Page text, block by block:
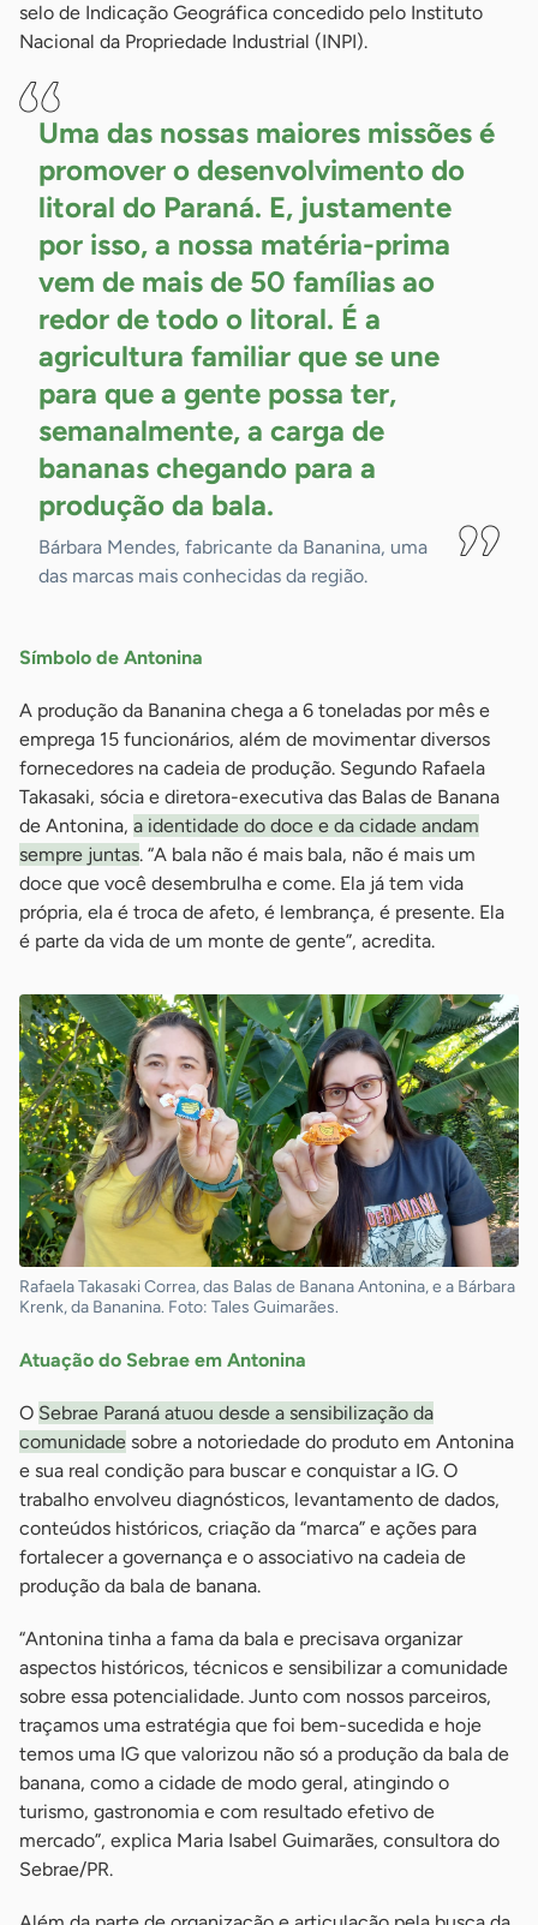
selo de Indicação Geográfica concedido pelo Instituto
Nacional da Propriedade Industrial (INPI).
Uma das nossas maiores missões é
promover o desenvolvimento do
litoral do Paraná. E, justamente
por isso, a nossa matéria-prima
vem de mais de 50 famílias ao
redor de todo o litoral. É a
agricultura familiar que se une
para que a gente possa ter,
semanalmente, a carga de
bananas chegando para a
produção da bala.
Bárbara Mendes, fabricante da Bananina, uma
das marcas mais conhecidas da região.
Símbolo de Antonina
A produção da Bananina chega a 6 toneladas por mês e
emprega 15 funcionários, além de movimentar diversos
fornecedores na cadeia de produção. Segundo Rafaela
Takasaki, sócia e diretora-executiva das Balas de Banana
de Antonina, a identidade do doce e da cidade andam
sempre juntas. “A bala não é mais bala, não é mais um
doce que você desembrulha e come. Ela já tem vida
própria, ela é troca de afeto, é lembrança, é presente. Ela
é parte da vida de um monte de gente”, acredita.
Rafaela Takasaki Correa, das Balas de Banana Antonina, e a Bárbara
Krenk, da Bananina. Foto: Tales Guimarães.
Atuação do Sebrae em Antonina
O Sebrae Paraná atuou desde a sensibilização da
comunidade sobre a notoriedade do produto em Antonina
e sua real condição para buscar e conquistar a IG. O
trabalho envolveu diagnósticos, levantamento de dados,
conteúdos históricos, criação da “marca” e ações para
fortalecer a governança e o associativo na cadeia de
produção da bala de banana.
“Antonina tinha a fama da bala e precisava organizar
aspectos históricos, técnicos e sensibilizar a comunidade
sobre essa potencialidade. Junto com nossos parceiros,
traçamos uma estratégia que foi bem-sucedida e hoje
temos uma IG que valorizou não só a produção da bala de
banana, como a cidade de modo geral, atingindo o
turismo, gastronomia e com resultado efetivo de
mercado”, explica Maria Isabel Guimarães, consultora do
Sebrae/PR.